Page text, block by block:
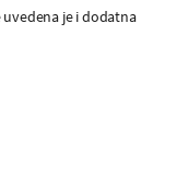
je i dodatna